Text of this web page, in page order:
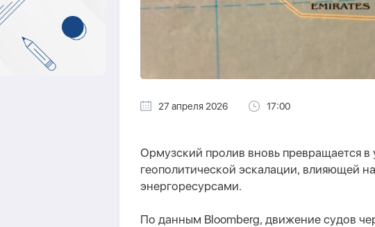
27 апреля 2026 17:00
Ормузский пролив вновь превращается
геополитической эскалации, влияющей
энергоресурсами.
По данным Bloomberg, движение судов